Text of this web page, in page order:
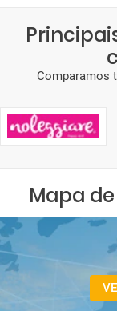
Comparamos
Mapa